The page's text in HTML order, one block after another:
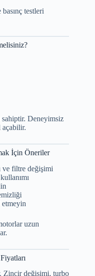
testleri
sahiptir. Deneyimsiz
açabilir.
İçin Öneriler
ve filtre değişimi
uzun
Zincir değişimi, turbo